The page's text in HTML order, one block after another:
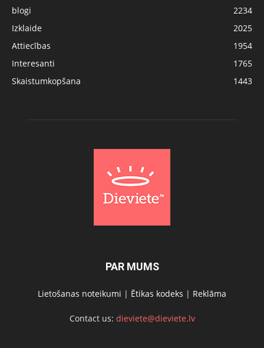
blogi
2234
Izklaide
2025
Attiecības
1954
Interesanti
1765
Skaistumkopšana
1443
PAR MUMS
Lietošanas noteikumi | Ētikas kodeks | Reklāma
Contact us: dieviete@dieviete.lv